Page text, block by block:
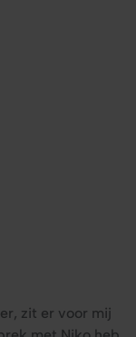
zit er voor mij